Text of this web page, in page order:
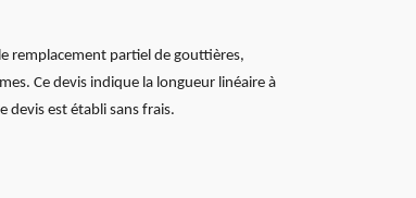
remplacement partiel de gouttières,
Ce devis indique la longueur linéaire à
devis est établi sans frais.